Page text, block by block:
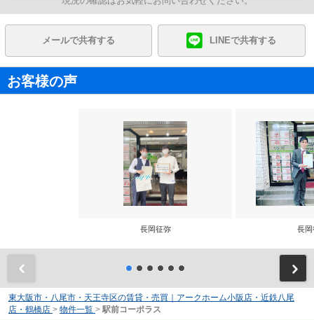
メールで共有する LINEで共有する
お客様の声
長岡征弥 長岡
東大阪市・八尾市・天王寺区の賃貸・売買｜アークホーム小阪店・近鉄八尾
店・鶴橋店 > 物件一覧 > 駅前コーポラス